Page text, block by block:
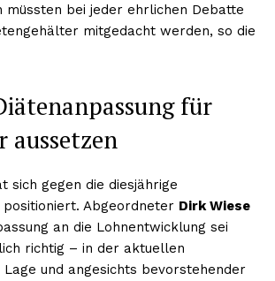
müssten bei jeder ehrlichen Debatte
mitgedacht werden, so die
für
aussetzen
sich gegen die diesjährige
positioniert. Abgeordneter Dirk Wiese
an die Lohnentwicklung sei
richtig – in der aktuellen
und angesichts bevorstehender